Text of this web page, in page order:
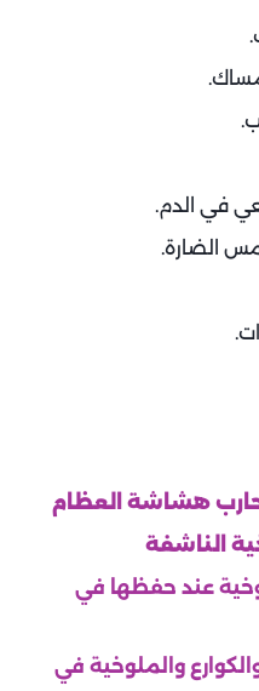
في الدم.
الضارة.
هشاشة العظام
الناشفة
عند حفظها في
والملوخية في